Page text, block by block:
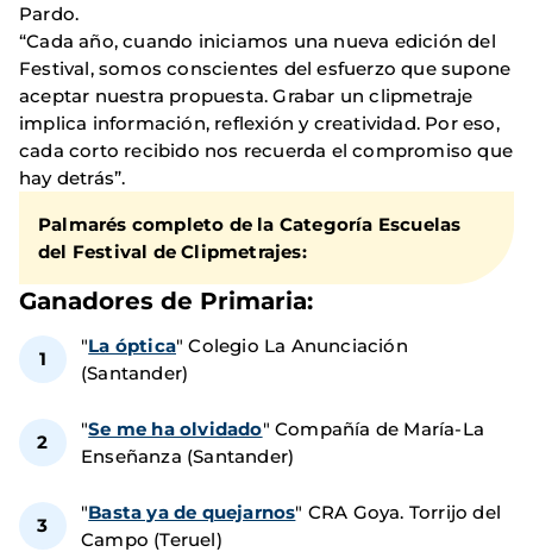
Pardo.
“Cada año, cuando iniciamos una nueva edición del
Festival, somos conscientes del esfuerzo que supone
aceptar nuestra propuesta. Grabar un clipmetraje
implica información, reflexión y creatividad. Por eso,
cada corto recibido nos recuerda el compromiso que
hay detrás”.
Palmarés completo de la Categoría Escuelas
del Festival de Clipmetrajes:
Ganadores de Primaria:
"La óptica" Colegio La Anunciación
(Santander)
"Se me ha olvidado" Compañía de María-La
Enseñanza (Santander)
"Basta ya de quejarnos" CRA Goya. Torrijo del
Campo (Teruel)